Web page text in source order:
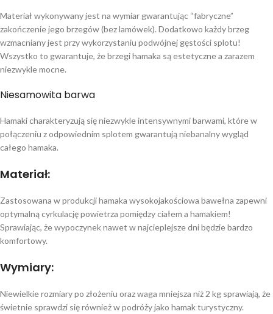
Materiał wykonywany jest na wymiar gwarantując “fabryczne”
zakończenie jego brzegów (bez lamówek). Dodatkowo każdy brzeg
wzmacniany jest przy wykorzystaniu podwójnej gęstości splotu!
Wszystko to gwarantuje, że brzegi hamaka są estetyczne a zarazem
niezwykle mocne.
Niesamowita barwa
Hamaki charakteryzują się niezwykle intensywnymi barwami, które w
połączeniu z odpowiednim splotem gwarantują niebanalny wygląd
całego hamaka.
Materiał:
Zastosowana w produkcji hamaka wysokojakościowa bawełna zapewni
optymalną cyrkulację powietrza pomiędzy ciałem a hamakiem!
Sprawiając, że wypoczynek nawet w najcieplejsze dni będzie bardzo
komfortowy.
Wymiary:
Niewielkie rozmiary po złożeniu oraz waga mniejsza niż 2 kg sprawiają, że
świetnie sprawdzi się również w podróży jako hamak turystyczny.